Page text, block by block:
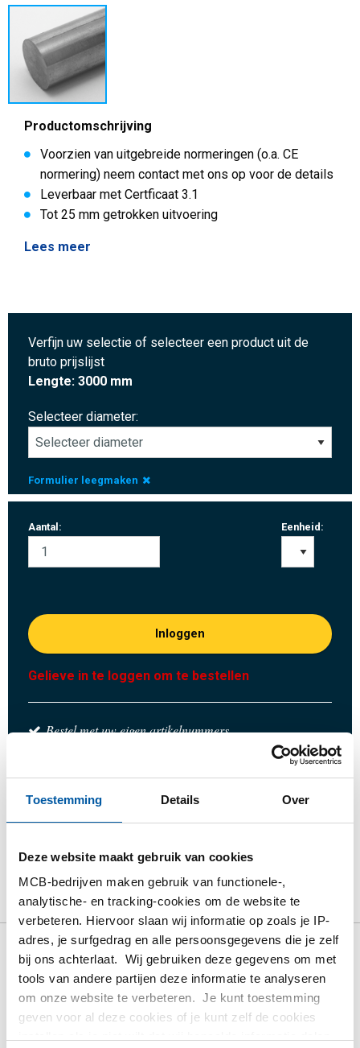
Toestemming Details Over
Deze website maakt gebruik van cookies
MCB-bedrijven maken gebruik van functionele-,
analytische- en tracking-cookies om de website te
verbeteren. Hiervoor slaan wij informatie op zoals je IP-
adres, je surfgedrag en alle persoonsgegevens die je zelf
bij ons achterlaat. Wij gebruiken deze gegevens om met
tools van andere partijen deze informatie te analyseren
om onze website te verbeteren. Je kunt toestemming
geven voor al deze cookies of je kunt zelf de cookies
Productomschrijving
Voorzien van uitgebreide normeringen (o.a. CE
normering) neem contact met ons op voor de details
Leverbaar met Certficaat 3.1
Tot 25 mm getrokken uitvoering
Lees meer
Verfijn uw selectie of selecteer een product uit de
bruto prijslijst
Lengte: 3000 mm
Selecteer diameter:
Formulier leegmaken
Aantal: Eenheid:
Inloggen
Gelieve in te loggen om te bestellen
Bestel met uw eigen artikelnummers
Volg uw order via Track&Trace
Product omschrijving
Downloads Specificaties
Bruto prijslijst: Rvs 1.4841
blank passing h9 rond hittevast